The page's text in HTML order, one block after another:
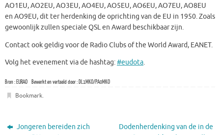
AO1EU, AO2EU, AO3EU, AO4EU, AO5EU, AO6EU, AO7EU, AO8EU
en AO9EU, dit ter herdenking de oprichting van de EU in 1950. Zoals
gewoonlijk zullen speciale QSL en Award beschikbaar zijn.
Contact ook geldig voor de Radio Clubs of the World Award, EANET.
Volg het evenement via de hashtag:#eudota.
Bron : EURAO Bewerkt en vertaald door : DL1MKO/PA0MKO
Bookmark.
Jongeren bereiden zich
Dodenherdenking van de in de